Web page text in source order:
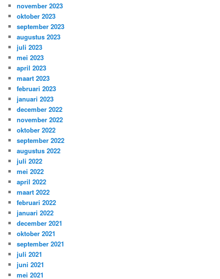
november 2023
oktober 2023
september 2023
augustus 2023
juli 2023
mei 2023
april 2023
maart 2023
februari 2023
januari 2023
december 2022
november 2022
oktober 2022
september 2022
augustus 2022
juli 2022
mei 2022
april 2022
maart 2022
februari 2022
januari 2022
december 2021
oktober 2021
september 2021
juli 2021
juni 2021
mei 2021